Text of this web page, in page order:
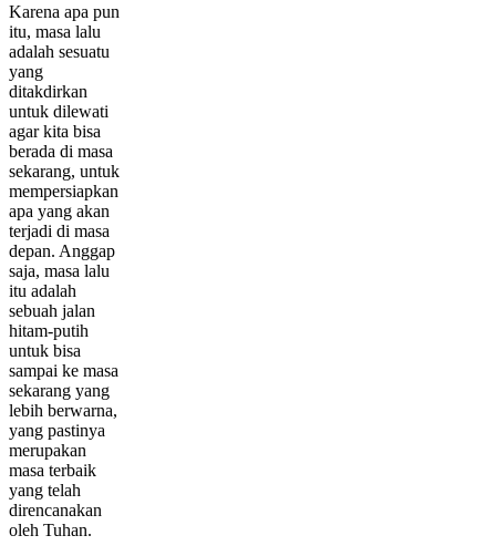
Karena apa pun
itu, masa lalu
adalah sesuatu
yang
ditakdirkan
untuk dilewati
agar kita bisa
berada di masa
sekarang, untuk
mempersiapkan
apa yang akan
terjadi di masa
depan. Anggap
saja, masa lalu
itu adalah
sebuah jalan
hitam-putih
untuk bisa
sampai ke masa
sekarang yang
lebih berwarna,
yang pastinya
merupakan
masa terbaik
yang telah
direncanakan
oleh Tuhan.